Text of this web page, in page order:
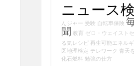
ニュース
んジャー 受験 自転車保険
聞 教育 ゼロ・ウェイスト
る気レシピ
再生可能エネル
図地理検定 テレワーク 青天
化石燃料 勉強の仕方